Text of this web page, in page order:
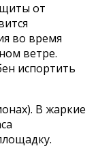
от
во время
ветре.
испортить
В жаркие